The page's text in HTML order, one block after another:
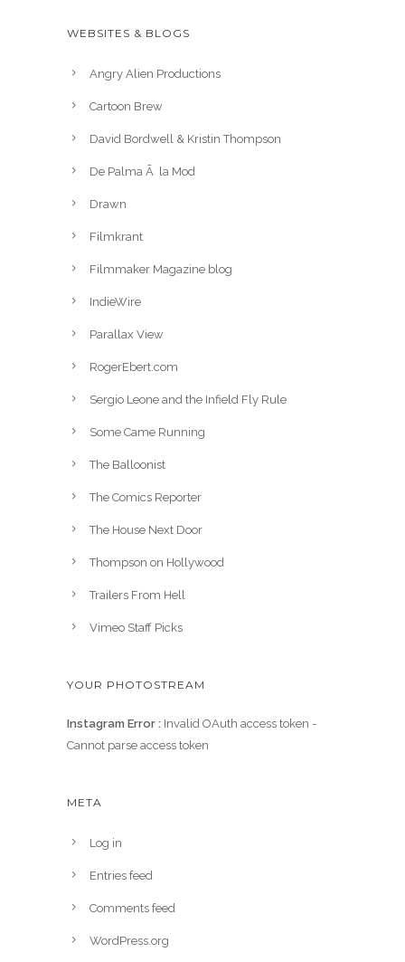
WEBSITES & BLOGS
Angry Alien Productions
Cartoon Brew
David Bordwell & Kristin Thompson
De Palma Ã la Mod
Drawn
Filmkrant
Filmmaker Magazine blog
IndieWire
Parallax View
RogerEbert.com
Sergio Leone and the Infield Fly Rule
Some Came Running
The Balloonist
The Comics Reporter
The House Next Door
Thompson on Hollywood
Trailers From Hell
Vimeo Staff Picks
YOUR PHOTOSTREAM
Instagram Error : Invalid OAuth access token -
Cannot parse access token
META
Log in
Entries feed
Comments feed
WordPress.org